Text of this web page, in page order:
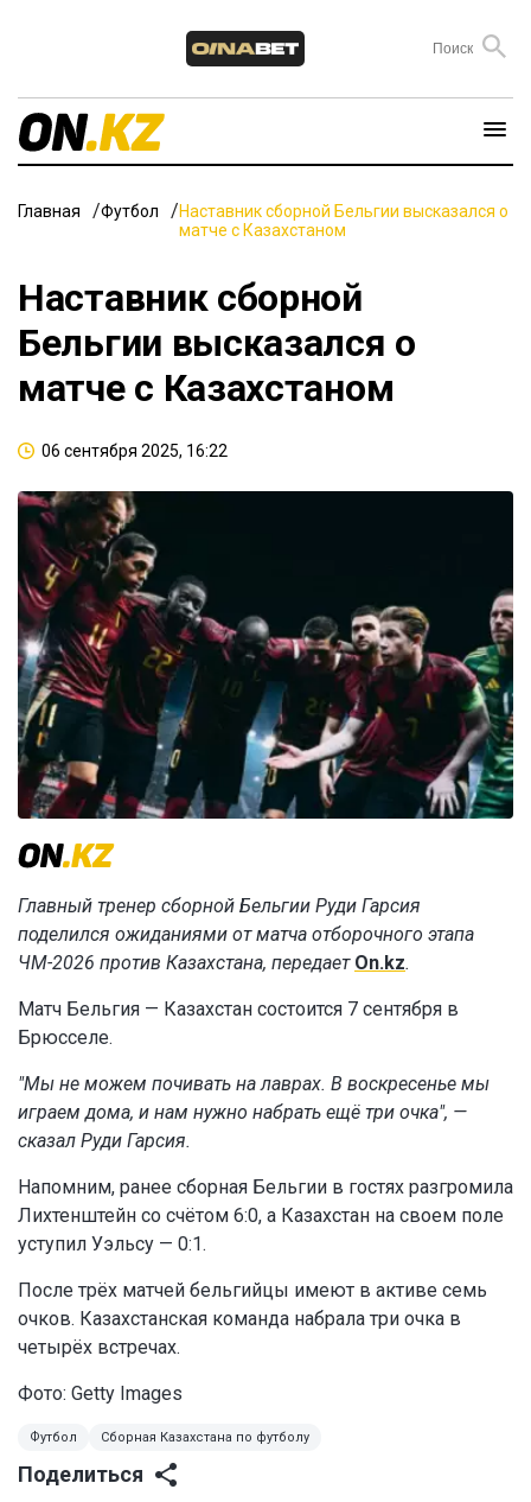
Главная Футбол
Наставник сборной Бельгии высказался о
матче с Казахстаном
Наставник сборной
Бельгии высказался о
матче с Казахстаном
06 сентября 2025, 16:22
Главный тренер сборной Бельгии Руди Гарсия
поделился ожиданиями от матча отборочного этапа
ЧМ-2026 против Казахстана, передает On.kz.
Матч Бельгия — Казахстан состоится 7 сентября в
Брюсселе.
"Мы не можем почивать на лаврах. В воскресенье мы
играем дома, и нам нужно набрать ещё три очка", —
сказал Руди Гарсия.
Напомним, ранее сборная Бельгии в гостях разгромила
Лихтенштейн со счётом 6:0, а Казахстан на своем поле
уступил Уэльсу — 0:1.
После трёх матчей бельгийцы имеют в активе семь
очков. Казахстанская команда набрала три очка в
четырёх встречах.
Фото: Getty Images
Футбол Сборная Казахстана по футболу
Поделиться